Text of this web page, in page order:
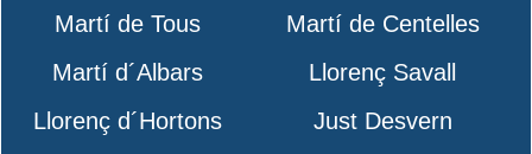
Martí de Tous
Martí de Centelles
Martí d´Albars
Llorenç Savall
Llorenç d´Hortons
Just Desvern